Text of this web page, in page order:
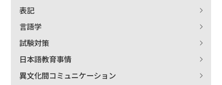
表記
言語学
試験対策
日本語教育事情
異文化間コミュニケーション